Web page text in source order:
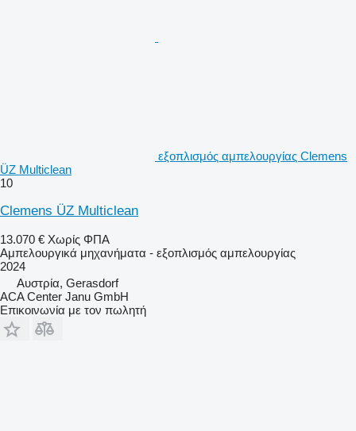
εξοπλισμός αμπελουργίας Clemens
ÜZ Multiclean
10
Clemens ÜZ Multiclean
13.070 € Χωρίς ΦΠΑ
Αμπελουργικά μηχανήματα - εξοπλισμός αμπελουργίας
2024
Αυστρία, Gerasdorf
ACA Center Janu GmbH
Επικοινωνία με τον πωλητή